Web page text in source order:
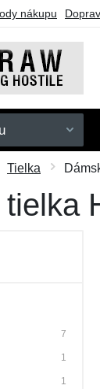
nákupu
Tielka
7
1
1